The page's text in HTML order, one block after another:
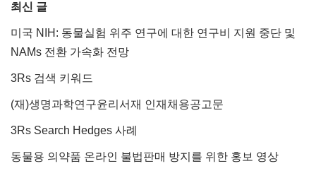
최신 글
미국 NIH: 동물실험 위주 연구에 대한 연구비 지원 중단 및
NAMs 전환 가속화 전망
3Rs 검색 키워드
(재)생명과학연구윤리서재 인재채용공고문
3Rs Search Hedges 사례
동물용 의약품 온라인 불법판매 방지를 위한 홍보 영상